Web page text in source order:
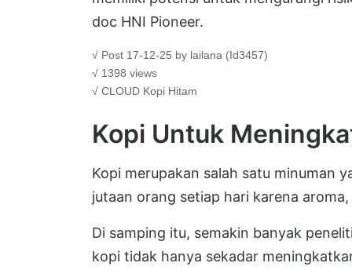
doc HNI Pioneer.
√ Post 17-12-25 by lailana (Id3457)
√ 1398 views
√ CLOUD Kopi Hitam
Kopi Untuk
Kopi merupakan salah satu minuman
jutaan orang setiap hari karena
Di samping itu, semakin banyak
kopi tidak hanya sekadar